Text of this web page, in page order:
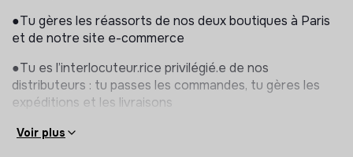
●Tu gères les réassorts de nos deux boutiques à Paris
et de notre site e-commerce
●Tu es l’interlocuteur.rice privilégié.e de nos
distributeurs : tu passes les commandes, tu gères les
expéditions et les livraisons
●Tu es en relation avec nos fournisseurs, mais aussi
Voir plus